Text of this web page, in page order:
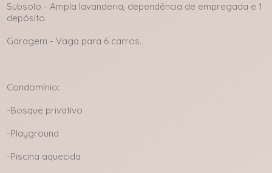
Subsolo - Ampla lavanderia, dependência de empregada e 1
depósito.
Garagem - Vaga para 6 carros.
Condomínio:
-Bosque privativo
-Playground
-Piscina aquecida